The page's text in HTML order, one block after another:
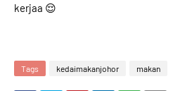
kerjaa 😌
Tags kedaimakanjohor makan